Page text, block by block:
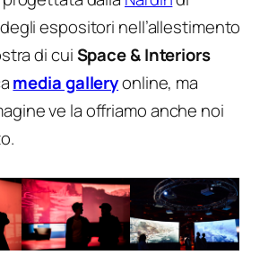
espositori nell’allestimento
di cuiSpace & Interiors
media galleryonline, ma
ve la offriamo anche noi